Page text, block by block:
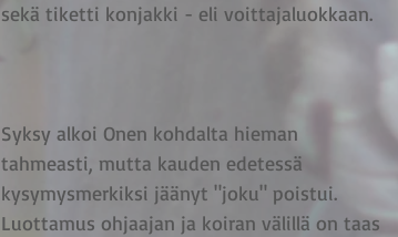
sekä tiketti konjakki - eli voittajaluokkaan.
Syksy alkoi Onen kohdalta hieman
tahmeasti, mutta kauden edetessä
kysymysmerkiksi jäänyt "joku" poistui.
Luottamus ohjaajan ja koiran välillä on taas